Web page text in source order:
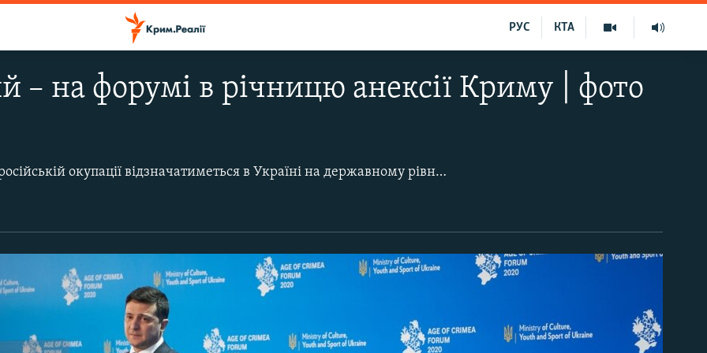
КТА
РУС
– на форумі в річницю анексії Криму | фото
День cпротиву Криму російській окупації відзначатиметься в Україні на державному рівні щороку 26 лютого. Про це президент України